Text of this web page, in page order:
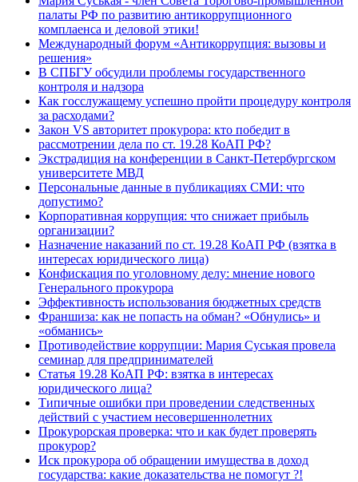
палаты РФ по развитию антикоррупционного
комплаенса и деловой этики!
Международный форум «Антикоррупция: вызовы и
решения»
В СПБГУ обсудили проблемы государственного
контроля и надзора
Как госслужащему успешно пройти процедуру контроля
за расходами?
Закон VS авторитет прокурора: кто победит в
рассмотрении дела по ст. 19.28 КоАП РФ?
Экстрадиция на конференции в Санкт-Петербургском
университете МВД
Персональные данные в публикациях СМИ: что
допустимо?
Корпоративная коррупция: что снижает прибыль
организации?
Назначение наказаний по ст. 19.28 КоАП РФ (взятка в
интересах юридического лица)
Конфискация по уголовному делу: мнение нового
Генерального прокурора
Эффективность использования бюджетных средств
Франшиза: как не попасть на обман? «Обнулись» и
«обманись»
Противодействие коррупции: Мария Суськая провела
семинар для предпринимателей
Статья 19.28 КоАП РФ: взятка в интересах
юридического лица?
Типичные ошибки при проведении следственных
действий с участием несовершеннолетних
Прокурорская проверка: что и как будет проверять
прокурор?
Иск прокурора об обращении имущества в доход
государства: какие доказательства не помогут ?!